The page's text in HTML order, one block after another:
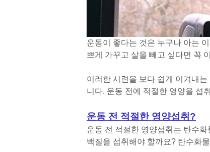
운동이 좋다는 것은 누구나 아는
쁘게 가꾸고 살을 빼고 싶다면 꼭
이러한 시련을 보다 쉽게 이겨내
니다. 운동 전에 적절한 영양을 섭
운동 전 적절한 영양섭취?
운동 전 적절한 영양섭취는 탄수
백질을 섭취해야 할까요? 탄수화